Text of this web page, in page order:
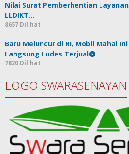
Nilai Surat Pemberhentian Layanan
LLDIKT…
8657 Dilihat
Baru Meluncur di RI, Mobil Mahal Ini
Langsung Ludes Terjual
7820 Dilihat
LOGO SWARASENAYAN